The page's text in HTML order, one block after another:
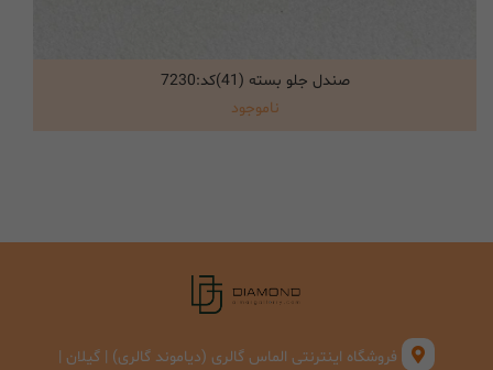
انتخاب گزینه ها
صندل جلو بسته (41)کد:7230
ناموجود
فروشگاه اینترنتی الماس گالری (دیاموند گالری) | گیلان |